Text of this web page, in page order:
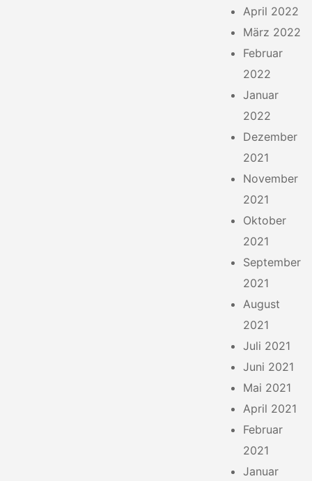
April 2022
März 2022
Februar
2022
Januar
2022
Dezember
2021
November
2021
Oktober
2021
September
2021
August
2021
Juli 2021
Juni 2021
Mai 2021
April 2021
Februar
2021
Januar